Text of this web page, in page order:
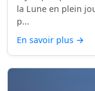
la Lune en plein
p...
En savoir plus →